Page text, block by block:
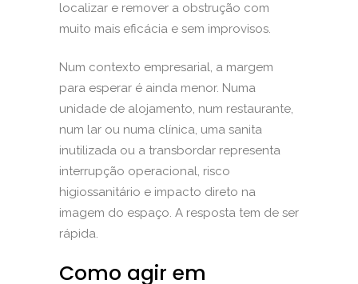
localizar e remover a obstrução com
muito mais eficácia e sem improvisos.
Num contexto empresarial, a margem
para esperar é ainda menor. Numa
unidade de alojamento, num restaurante,
num lar ou numa clínica, uma sanita
inutilizada ou a transbordar representa
interrupção operacional, risco
higiossanitário e impacto direto na
imagem do espaço. A resposta tem de ser
rápida.
Como agir em